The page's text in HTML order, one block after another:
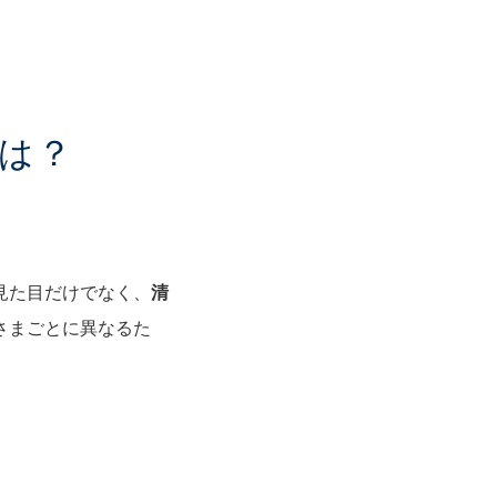
？
目だけでなく、 清
まごとに異なるた